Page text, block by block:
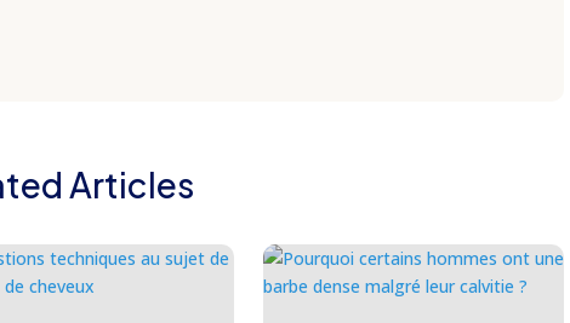
Articles